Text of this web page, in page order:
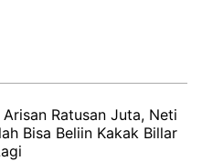
Ratusan Juta, Neti
Bisa Beliin Kakak Billar